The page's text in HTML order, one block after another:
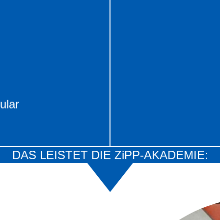
Über die nachfolgende
DAS LEISTET DIE ZiPP-AKADEMIE: